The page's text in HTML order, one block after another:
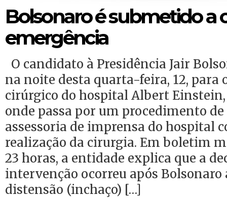
Bolsonaro é submetido a
emergência
O candidato à Presidência Jair
na noite desta quarta-feira, 12, para
cirúrgico do hospital Albert Einstein,
onde passa por um procedimento
assessoria de imprensa do hospital
realização da cirurgia. Em boletim
23 horas, a entidade explica que a
intervenção ocorreu após Bolsonaro
distensão (inchaço) […]